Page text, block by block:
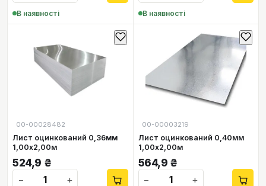
В наявності В наявності
00-00028482
Лист оцинкований 0,36мм
1,00х2,00м
524,9 ₴
−
+
00-00003219
Лист оцинкований 0,40мм
1,00х2,00м
564,9 ₴
−
+